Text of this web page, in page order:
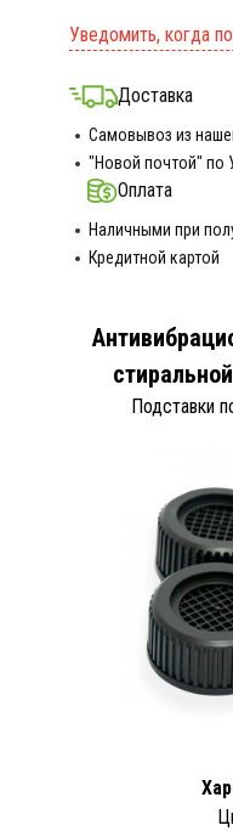
Уведомить, когда
Доставка
Самовывоз из
"Новой почтой" по
Оплата
Наличными при
Кредитной картой
Подставки